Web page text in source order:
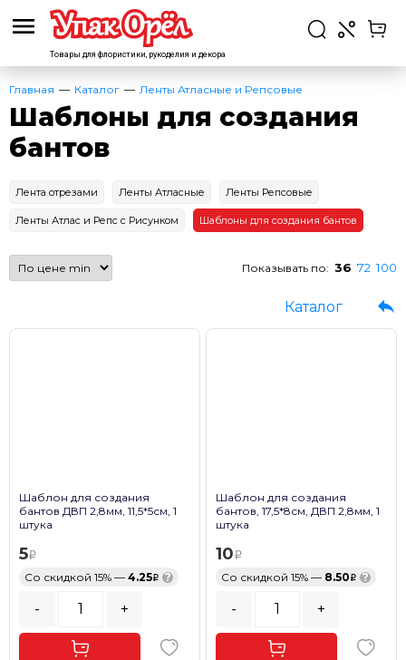
Товары для флористики, рукоделия и декора
Главная Каталог Ленты Атласные и Репсовые
Шаблоны для создания
бантов
Лента отрезами Ленты Атласные Ленты Репсовые
Ленты Атлас и Репс с Рисунком Шаблоны для создания бантов
Показывать по: 36 72 100
Каталог
Шаблон для создания
бантов ДВП 2,8мм, 11,5*5см, 1
штука
5
Со скидкой 15% — 4.25 ?
- +
Шаблон для создания
бантов, 17,5*8см, ДВП 2,8мм, 1
штука
10
Со скидкой 15% — 8.50 ?
- +